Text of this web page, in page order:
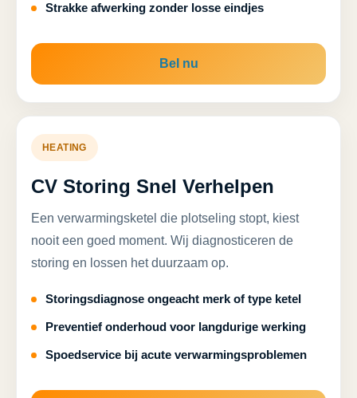
Strakke afwerking zonder losse eindjes
Bel nu
HEATING
CV Storing Snel Verhelpen
Een verwarmingsketel die plotseling stopt, kiest
nooit een goed moment. Wij diagnosticeren de
storing en lossen het duurzaam op.
Storingsdiagnose ongeacht merk of type ketel
Preventief onderhoud voor langdurige werking
Spoedservice bij acute verwarmingsproblemen